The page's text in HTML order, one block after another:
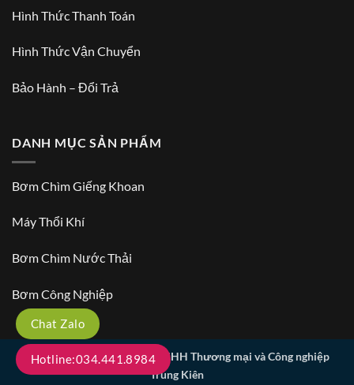
Hình Thức Thanh Toán
Hình Thức Vận Chuyển
Bảo Hành – Đổi Trả
DANH MỤC SẢN PHẨM
Bơm Chìm Giếng Khoan
Máy Thổi Khí
Bơm Chìm Nước Thải
Bơm Công Nghiệp
Copyright 2026 © Công ty TNHH Thương mại và Công nghiệp
Trung Kiên
Chat Zalo
Hotline:034.441.8984